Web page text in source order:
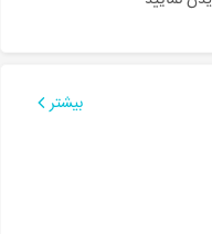
بیشتر